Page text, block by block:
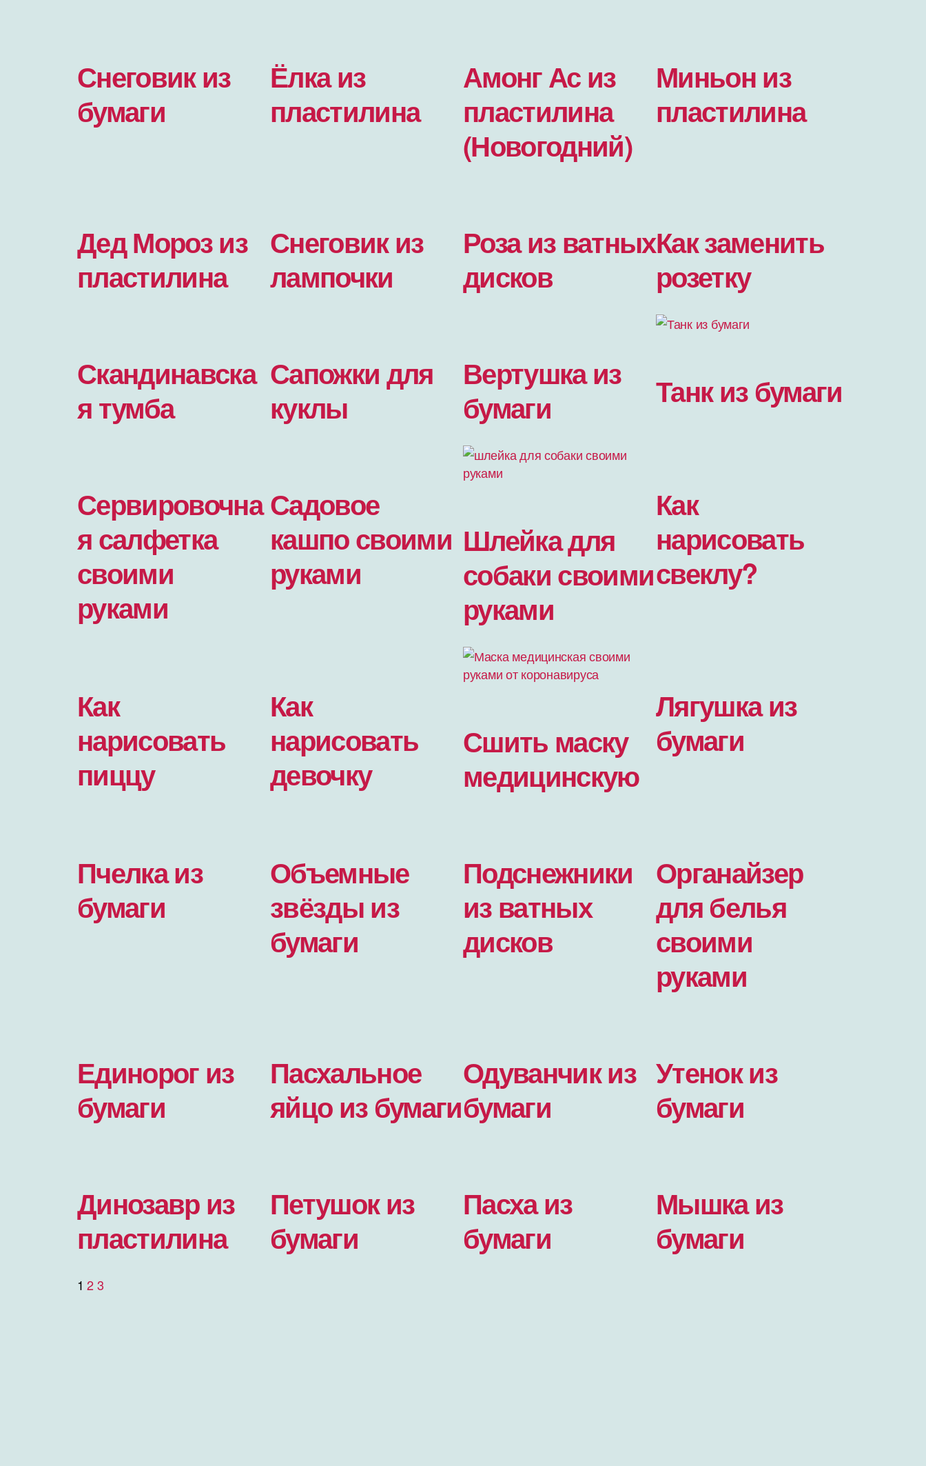
Снеговик из
бумаги
Ёлка из
пластилина
Амонг Ас из
пластилина
(Новогодний)
Миньон из
пластилина
Дед Мороз из
пластилина
Снеговик из
лампочки
Роза из ватных
дисков
Как заменить
розетку
Скандинавска
я тумба
Сапожки для
куклы
Вертушка из
бумаги
Танк из бумаги
Сервировочна
я салфетка
своими
руками
Садовое
кашпо своими
руками
Шлейка для
собаки своими
руками
Как
нарисовать
свеклу?
Как
нарисовать
пиццу
Как
нарисовать
девочку
Сшить маску
медицинскую
Лягушка из
бумаги
Пчелка из
бумаги
Объемные
звёзды из
бумаги
Подснежники
из ватных
дисков
Органайзер
для белья
своими
руками
Единорог из
бумаги
Пасхальное
яйцо из бумаги
Одуванчик из
бумаги
Утенок из
бумаги
Динозавр из
пластилина
Петушок из
бумаги
Пасха из
бумаги
Мышка из
бумаги
1 23